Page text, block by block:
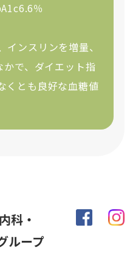
％
ンスリンを増量、
で、ダイエット指
くとも良好な血糖値
科・
ループ